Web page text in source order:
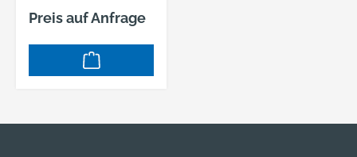
Kratzfeste,
beschlagfreie,
spiegel- und
verzerrungsfreie
sehr großem
Preis auf Anfrage